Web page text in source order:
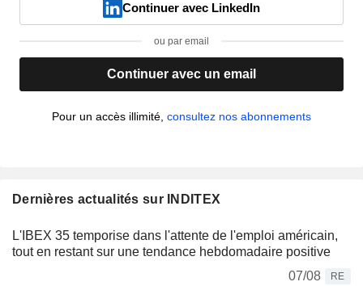
Continuer avec LinkedIn
ou par email
Continuer avec un email
Pour un accès illimité, consultez nos abonnements
Dernières actualités sur INDITEX
L'IBEX 35 temporise dans l'attente de l'emploi américain,
tout en restant sur une tendance hebdomadaire positive
07/08
RE